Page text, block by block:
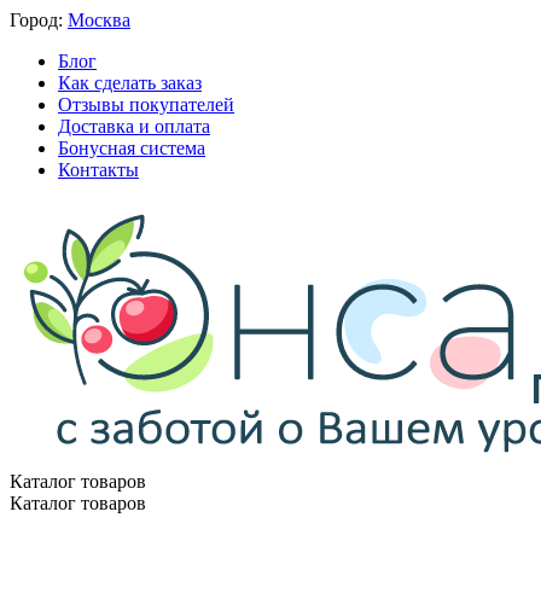
Город: Москва
Блог
Как сделать заказ
Отзывы покупателей
Доставка и оплата
Бонусная система
Контакты
Каталог товаров
Каталог товаров